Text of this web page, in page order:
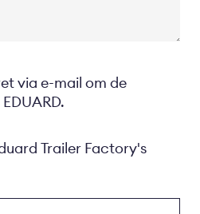
via e-mail om de
Trailer Factory's